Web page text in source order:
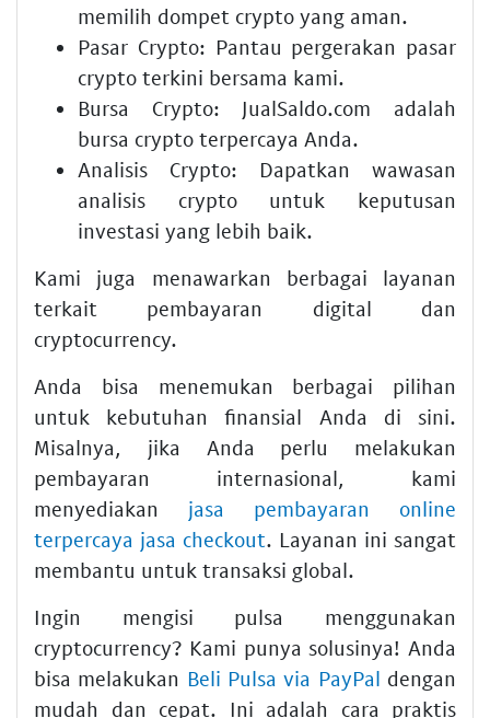
memilih dompet crypto yang aman.
Pasar Crypto: Pantau pergerakan pasar
crypto terkini bersama kami.
Bursa Crypto: JualSaldo.com adalah
bursa crypto terpercaya Anda.
Analisis Crypto: Dapatkan wawasan
analisis cryptountuk keputusan
investasi yang lebih baik.
Kami juga menawarkan berbagai layanan
terkait pembayaran digital dan
cryptocurrency.
Anda bisa menemukan berbagai pilihan
untuk kebutuhan finansial Anda di sini.
Misalnya, jika Anda perlu melakukan
pembayaran internasional, kami
menyediakan jasa pembayaran online
terpercaya jasa checkout. Layanan ini sangat
membantu untuk transaksi global.
Ingin mengisi pulsa menggunakan
cryptocurrency? Kami punya solusinya! Anda
bisa melakukan Beli Pulsa via PayPal dengan
mudah dan cepat. Ini adalah cara praktis